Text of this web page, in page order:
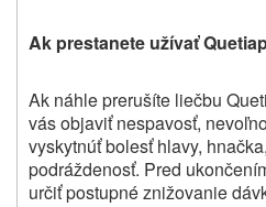
Ak prestanete užívať
Ak náhle prerušíte liečbu
vás objaviť nespavosť,
vyskytnúť bolesť hlavy,
podráždenosť. Pred
určiť postupné znižovanie